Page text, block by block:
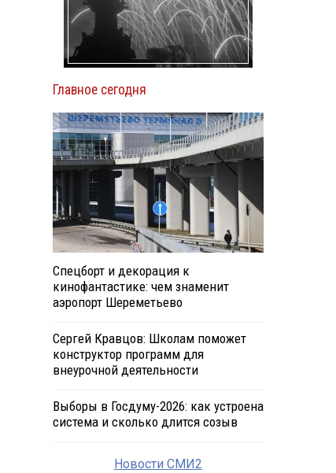
Главное сегодня
Спецборт и декорация к
кинофантастике: чем знаменит
аэропорт Шереметьево
Сергей Кравцов: Школам поможет
конструктор программ для
внеурочной деятельности
Выборы в Госдуму-2026: как устроена
система и сколько длится созыв
Новости СМИ2